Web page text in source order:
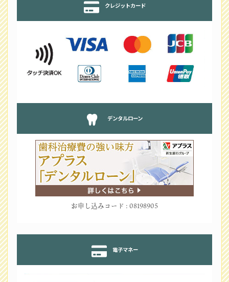
クレジットカード
デンタルローン
お申し込みコード : 08198905
電子マネー